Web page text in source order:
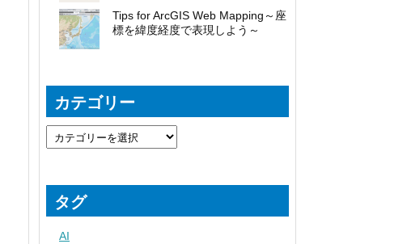
Tips for ArcGIS Web Mapping～座
標を緯度経度で表現しよう～
カテゴリー
タグ
AI